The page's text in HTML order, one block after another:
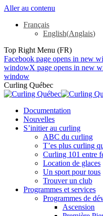
Aller au contenu
Français
English(Anglais)
Top Right Menu (FR)
Facebook page opens in new
windowX page opens in new
window
Curling Québec
Documentation
Nouvelles
S’initier au curling
ABC du curling
T’es plus curling
Curling 101 entre
Location de glaces
Un sport pour tous
Trouver un club
Programmes et services
Programmes de
Ascension